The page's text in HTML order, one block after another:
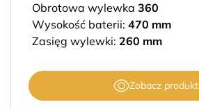
Obrotowa wylewka 360
Wysokość baterii: 470 mm
Zasięg wylewki: 260 mm
Zobacz produkt